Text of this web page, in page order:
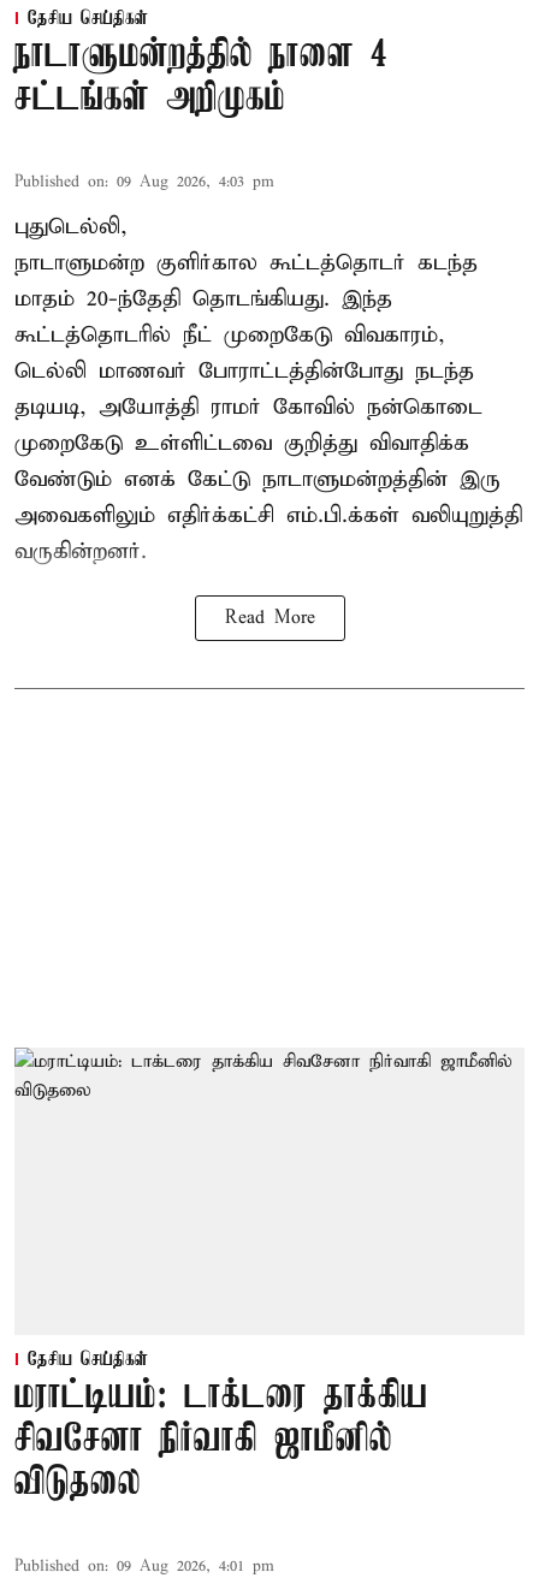
தேசிய செய்திகள்
நாடாளுமன்றத்தில் நாளை 4
சட்டங்கள் அறிமுகம்
Published on: 09 Aug 2026, 4:03 pm
புதுடெல்லி,
நாடாளுமன்ற குளிர்கால கூட்டத்தொடர் கடந்த
மாதம் 20-ந்தேதி தொடங்கியது. இந்த
கூட்டத்தொடரில் நீட் முறைகேடு விவகாரம்,
டெல்லி மாணவர் போராட்டத்தின்போது நடந்த
தடியடி, அயோத்தி ராமர் கோவில் நன்கொடை
முறைகேடு உள்ளிட்டவை குறித்து விவாதிக்க
வேண்டும் எனக் கேட்டு நாடாளுமன்றத்தின் இரு
அவைகளிலும் எதிர்க்கட்சி எம்.பி.க்கள் வலியுறுத்தி
வருகின்றனர்.
Read More
தேசிய செய்திகள்
மராட்டியம்: டாக்டரை தாக்கிய
சிவசேனா நிர்வாகி ஜாமீனில்
விடுதலை
Published on: 09 Aug 2026, 4:01 pm